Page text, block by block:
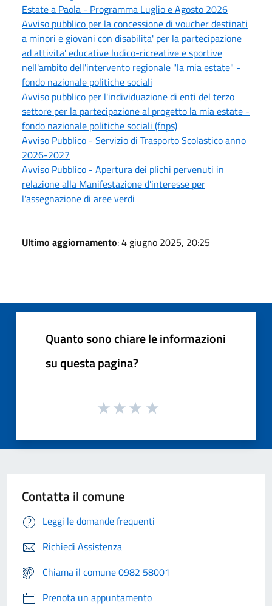
Estate a Paola - Programma Luglio e Agosto 2026
Avviso pubblico per la concessione di voucher destinati
a minori e giovani con disabilita' per la partecipazione
ad attivita' educative ludico-ricreative e sportive
nell'ambito dell'intervento regionale "la mia estate" -
fondo nazionale politiche sociali
Avviso pubblico per l'individuazione di enti del terzo
settore per la partecipazione al progetto la mia estate -
fondo nazionale politiche sociali (fnps)
Avviso Pubblico - Servizio di Trasporto Scolastico anno
2026-2027
Avviso Pubblico - Apertura dei plichi pervenuti in
relazione alla Manifestazione d'interesse per
l'assegnazione di aree verdi
Ultimo aggiornamento: 4 giugno 2025, 20:25
Quanto sono chiare le informazioni
su questa pagina?
Contatta il comune
Leggi le domande frequenti
Richiedi Assistenza
Chiama il comune 0982 58001
Prenota un appuntamento